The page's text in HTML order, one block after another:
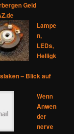
Geld
Lampe
n,
LEDs,
Helligk
– Blick auf
Wenn
Anwen
der
nerve